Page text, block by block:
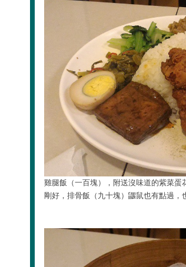
雞腿飯（一百塊），附送沒味道的紫菜
剛好，排骨飯（九十塊）鼴鼠也有點過，